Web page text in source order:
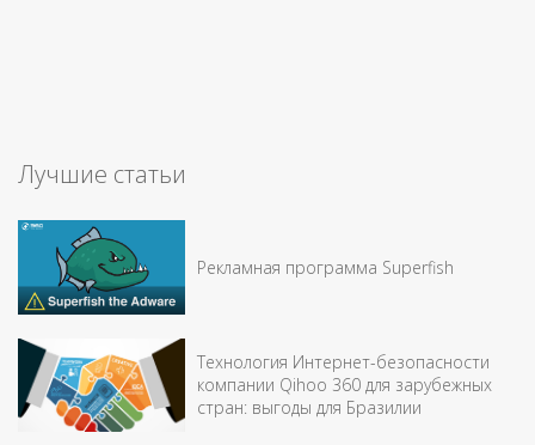
Лучшие статьи
Рекламная программа Superfish
Технология Интернет-безопасности
компании Qihoo 360 для зарубежных
стран: выгоды для Бразилии